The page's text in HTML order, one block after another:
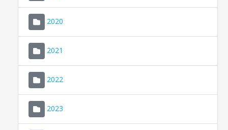
2020
2021
2022
2023